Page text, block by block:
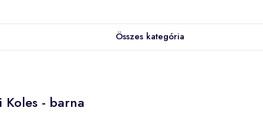
Összes kategória
Koles - barna